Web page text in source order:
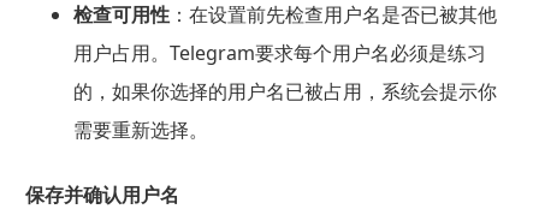
检查可用性：在设置前先检查用户名是否已被其他
用户占用。Telegram要求每个用户名必须是练习
的，如果你选择的用户名已被占用，系统会提示你
需要重新选择。
保存并确认用户名